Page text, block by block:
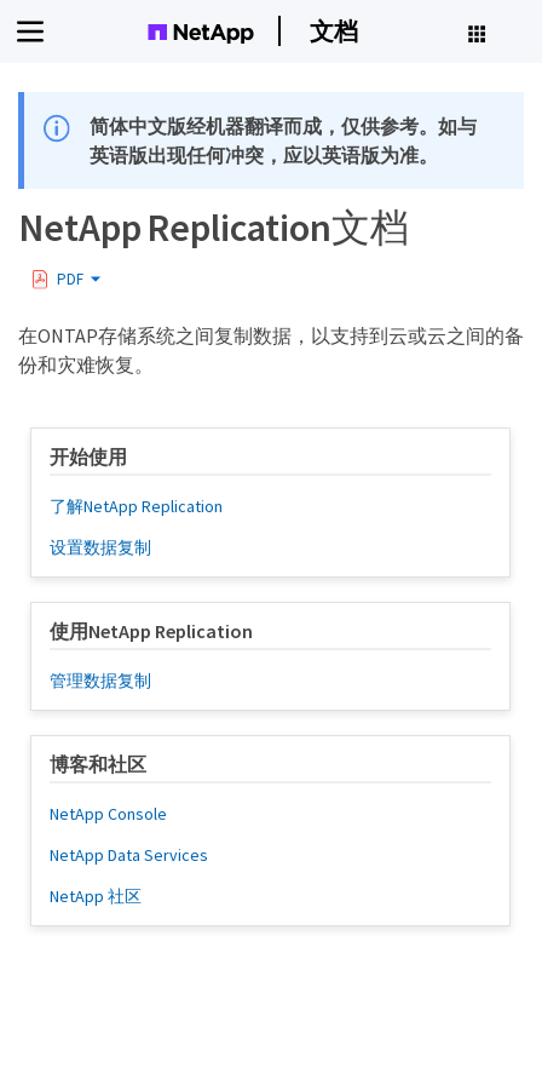
文档
简体中文版经机器翻译而成，仅供参考。如与
英语版出现任何冲突，应以英语版为准。
NetApp Replication文档
PDF
在ONTAP存储系统之间复制数据，以支持到云或云之间的备
份和灾难恢复。
开始使用
了解NetApp Replication
设置数据复制
使用NetApp Replication
管理数据复制
博客和社区
NetApp Console
NetApp Data Services
NetApp 社区